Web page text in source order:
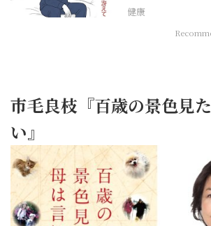
健康
市毛良枝『百歳の景色見
い』